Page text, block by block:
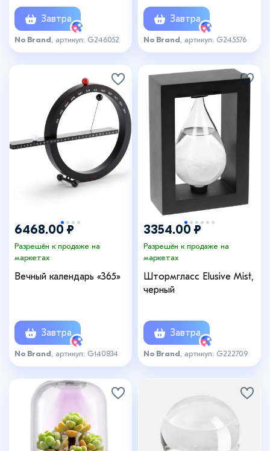
powerTower, черный
Завтра
No Brand , артикул: G246052
Завтра
No Brand , артикул: G245576
6468.00 ₽
Разрешён к продаже на
маркетах
Вечный календарь «365»
Завтра
No Brand , артикул: G140834
3354.00 ₽
Разрешён к продаже на
маркетах
Штормгласс Elusive Mist,
черный
Завтра
No Brand , артикул: G222709